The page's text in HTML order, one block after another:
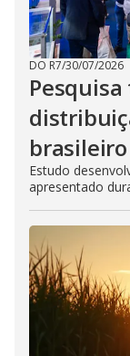
DO R7/30/07/2026
brasileiro
Estudo
apresentado